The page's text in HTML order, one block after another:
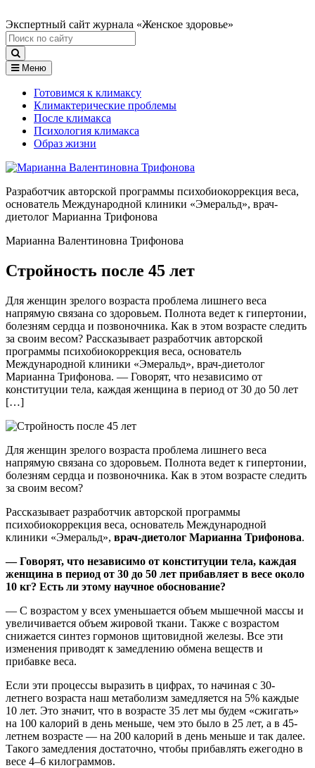
Экспертный сайт журнала «Женское здоровье»
Меню
Готовимся к климаксу
Климактерические проблемы
После климакса
Психология климакса
Образ жизни
Разработчик авторской программы психобиокоррекция веса,
основатель Международной клиники «Эмеральд», врач-
диетолог Марианна Трифонова
Марианна Валентиновна Трифонова
Стройность после 45 лет
Для женщин зрелого возраста проблема лишнего веса
напрямую связана со здоровьем. Полнота ведет к гипертонии,
болезням сердца и позвоночника. Как в этом возрасте следить
за своим весом? Рассказывает разработчик авторской
программы психобиокоррекция веса, основатель
Международной клиники «Эмеральд», врач-диетолог
Марианна Трифонова. — Говорят, что независимо от
конституции тела, каждая женщина в период от 30 до 50 лет
[…]
Для женщин зрелого возраста проблема лишнего веса
напрямую связана со здоровьем. Полнота ведет к гипертонии,
болезням сердца и позвоночника. Как в этом возрасте следить
за своим весом?
Рассказывает разработчик авторской программы
психобиокоррекция веса, основатель Международной
клиники «Эмеральд», врач-диетолог Марианна Трифонова.
— Говорят, что независимо от конституции тела, каждая
женщина в период от 30 до 50 лет прибавляет в весе около
10 кг? Есть ли этому научное обоснование?
— С возрастом у всех уменьшается объем мышечной массы и
увеличивается объем жировой ткани. Также с возрастом
снижается синтез гормонов щитовидной железы. Все эти
изменения приводят к замедлению обмена веществ и
прибавке веса.
Если эти процессы выразить в цифрах, то начиная с 30-
летнего возраста наш метаболизм замедляется на 5% каждые
10 лет. Это значит, что в возрасте 35 лет мы будем «сжигать»
на 100 калорий в день меньше, чем это было в 25 лет, а в 45-
летнем возрасте — на 200 калорий в день меньше и так далее.
Такого замедления достаточно, чтобы прибавлять ежегодно в
весе 4–6 килограммов.